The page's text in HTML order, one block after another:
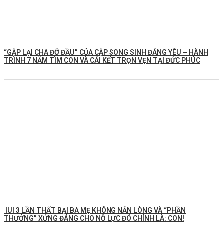
️“GẶP LẠI CHA ĐỠ ĐẦU” CỦA CẶP SONG SINH ĐÁNG YÊU – HÀNH
TRÌNH 7 NĂM TÌM CON VÀ CÁI KẾT TRỌN VẸN TẠI ĐỨC PHÚC
IUI 3 LẦN THẤT BẠI BA MẸ KHÔNG NẢN LÒNG VÀ “PHẦN
THƯỞNG” XỨNG ĐÁNG CHO NỖ LỰC ĐÓ CHÍNH LÀ: CON!